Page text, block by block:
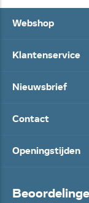
Webshop
Klantenservice
Nieuwsbrief
Contact
Openingstijden